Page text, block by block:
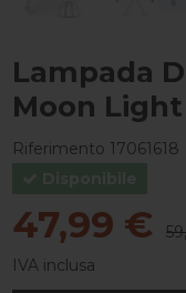
Lampada
Moon
Riferimento 17061618
47,99 €
IVA inclusa